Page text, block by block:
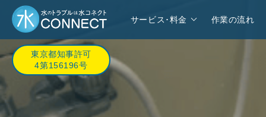
サービス･料金 作業の流れ
東京都知事許可
4第156196号